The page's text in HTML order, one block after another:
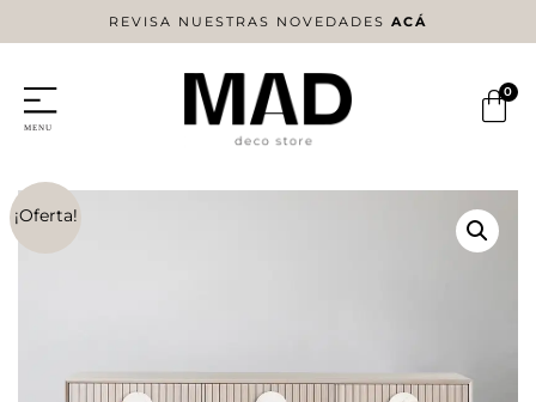
REVISA NUESTRAS NOVEDADES ACÁ
0
¡Oferta!